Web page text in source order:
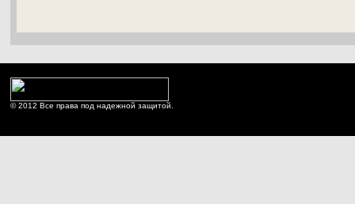
© 2012 Все права под надежной защитой.